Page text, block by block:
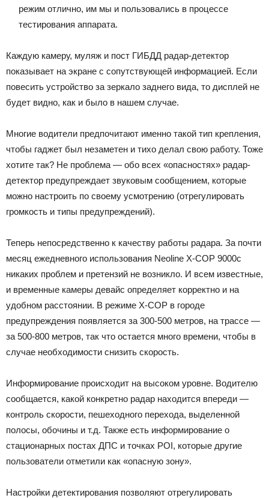
режим отлично, им мы и пользовались в процессе
тестирования аппарата.
Каждую камеру, муляж и пост ГИБДД радар-детектор
показывает на экране с сопутствующей информацией. Если
повесить устройство за зеркало заднего вида, то дисплей не
будет видно, как и было в нашем случае.
Многие водители предпочитают именно такой тип крепления,
чтобы гаджет был незаметен и тихо делал свою работу. Тоже
хотите так? Не проблема — обо всех «опасностях» радар-
детектор предупреждает звуковым сообщением, которые
можно настроить по своему усмотрению (отрегулировать
громкость и типы предупреждений).
Теперь непосредственно к качеству работы радара. За почти
месяц ежедневного использования Neoline X-COP 9000с
никаких проблем и претензий не возникло. И всем известные,
и временные камеры девайс определяет корректно и на
удобном расстоянии. В режиме X-COP в городе
предупреждения появляется за 300-500 метров, на трассе —
за 500-800 метров, так что остается много времени, чтобы в
случае необходимости снизить скорость.
Информирование происходит на высоком уровне. Водителю
сообщается, какой конкретно радар находится впереди —
контроль скорости, пешеходного перехода, выделенной
полосы, обочины и т.д. Также есть информирование о
стационарных постах ДПС и точках POI, которые другие
пользователи отметили как «опасную зону».
Настройки детектирования позволяют отрегулировать